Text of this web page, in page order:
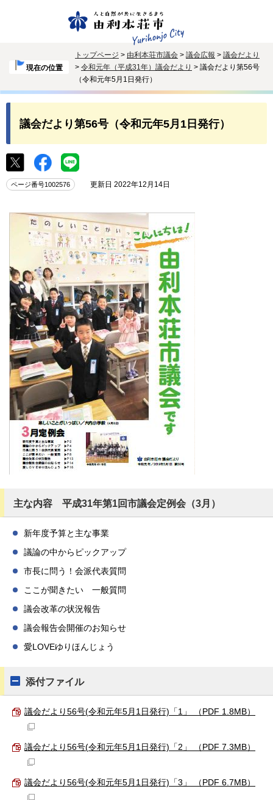
現在の位置
トップページ > 由利本荘市議会 > 議会広報 > 議会だより
> 令和元年（平成31年）議会だより > 議会だより第56号
（令和元年5月1日発行）
議会だより第56号（令和元年5月1日発行）
ページ番号1002576 更新日 2022年12月14日
主な内容 平成31年第1回市議会定例会（3月）
新年度予算と主な事業
議論の中からピックアップ
市長に問う！会派代表質問
ここが聞きたい 一般質問
議会改革の状況報告
議会報告会開催のお知らせ
愛LOVEゆりほんじょう
添付ファイル
議会だより56号(令和元年5月1日発行)「1」 （PDF 1.8MB）
議会だより56号(令和元年5月1日発行)「2」 （PDF 7.3MB）
議会だより56号(令和元年5月1日発行)「3」 （PDF 6.7MB）